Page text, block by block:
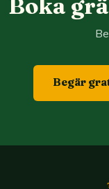
Boka
Begär